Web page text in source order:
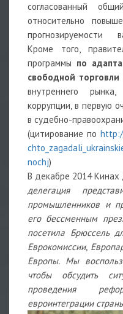
согласованный
относительно
прогнозируемости
Кроме того,
программы по
свободной торговли
внутреннего
коррупции, в первую
в судебно-
(цитирование по
nochj)
В декабре 2014 Кинах
делегация
промышленников и
его бессменным
посетила Брюссель
Еврокомиссии,
Европы. Мы
чтобы обсудить
проведения
евроинтеграции